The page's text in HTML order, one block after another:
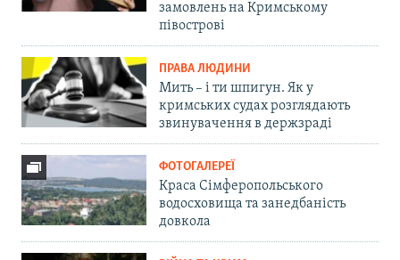
замовлень на Кримському
півострові
ПРАВА ЛЮДИНИ
Мить – і ти шпигун. Як у
кримських судах розглядають
звинувачення в держзраді
ФОТОГАЛЕРЕЇ
Краса Сімферопольського
водосховища та занедбаність
довкола